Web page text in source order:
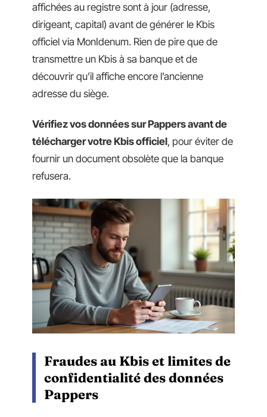
affichées au registre sont à jour (adresse,
dirigeant, capital) avant de générer le Kbis
officiel via MonIdenum. Rien de pire que de
transmettre un Kbis à sa banque et de
découvrir qu’il affiche encore l’ancienne
adresse du siège.
Vérifiez vos données sur Pappers avant de
télécharger votre Kbis officiel, pour éviter de
fournir un document obsolète que la banque
refusera.
Fraudes au Kbis et limites de
confidentialité des données
Pappers